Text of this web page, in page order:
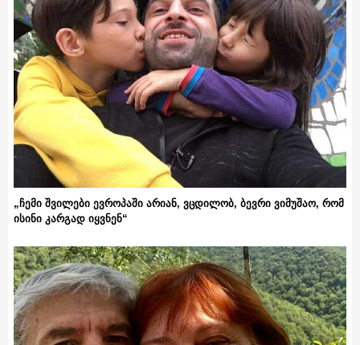
„ჩემი შვილები ევროპაში არიან, ვცდილობ, ბევრი ვიმუშაო, რომ
ისინი კარგად იყვნენ“